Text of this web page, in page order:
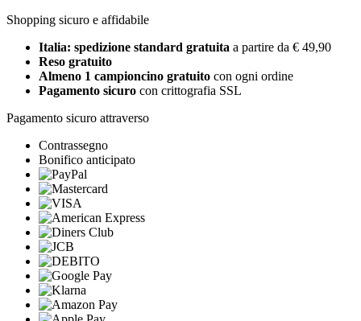
Shopping sicuro e affidabile
Italia: spedizione standard gratuita a partire da € 49,90
Reso gratuito
Almeno 1 campioncino gratuito con ogni ordine
Pagamento sicuro con crittografia SSL
Pagamento sicuro attraverso
Contrassegno
Bonifico anticipato